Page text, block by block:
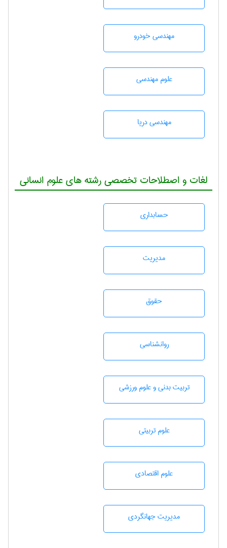
مهندسی خودرو
علوم مهندسی
مهندسی دریا
لغات و اصطلاحات تخصصی رشته های علوم انسانی
حسابداری
مديريت
حقوق
روانشناسی
تربيت بدنی و علوم ورزشی
علوم تربيتی
علوم اقتصادی
مديريت جهانگردی